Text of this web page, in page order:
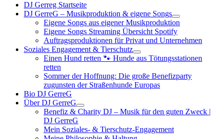
DJ Gerreg Startseite
DJ GerreG – Musikproduktion & eigene Songs
Eigene Songs aus eigener Musikproduktion
Eigene Songs Streaming Übersicht Spotify
Auftragsproduktionen für Privat und Unternehmen
Soziales Engagement & Tierschutz
Einen Hund retten 🐾 Hunde aus Tötungsstationen
retten
Sommer der Hoffnung: Die große Benefizparty
zugunsten der Straßenhunde Europas
Bio DJ GerreG
Über DJ GerreG
Benefiz & Charity DJ – Musik für den guten Zweck |
DJ GerreG
Mein Soziales- & Tierschutz-Engagement